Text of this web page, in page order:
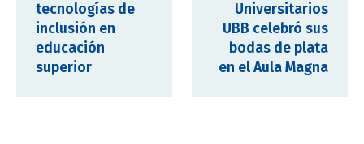
tecnologías de
inclusión en
educación
superior
Universitarios
UBB celebró sus
bodas de plata
en el Aula Magna